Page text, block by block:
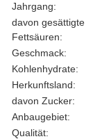
Jahrgang:
davon gesättigte
Fettsäuren:
Geschmack:
Kohlenhydrate:
Herkunftsland:
davon Zucker:
Anbaugebiet:
Qualität: